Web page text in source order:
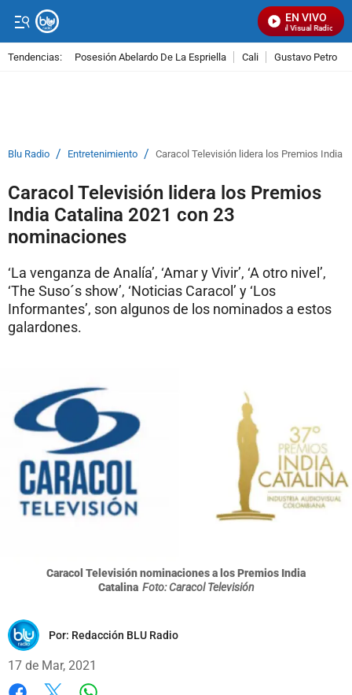
EN VIVO
Señal Visual Radio
Tendencias: Posesión Abelardo De La Espriella Cali Gustavo Petro
Blu Radio / Entretenimiento / Caracol Televisión lidera los Premios India
Caracol Televisión lidera los Premios
India Catalina 2021 con 23
nominaciones
‘La venganza de Analía’, ‘Amar y Vivir’, ‘A otro nivel’,
‘The Suso´s show’, ‘Noticias Caracol’ y ‘Los
Informantes’, son algunos de los nominados a estos
galardones.
Caracol Televisión nominaciones a los Premios India
Catalina Foto: Caracol Televisión
Por: Redacción BLU Radio
17 de Mar, 2021